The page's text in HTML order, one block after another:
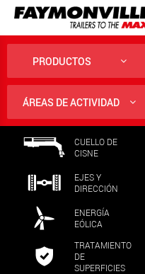
PRODUCTOS
ÁREAS DE ACTIVIDAD
CUELLO DE
CISNE
EJES Y
DIRECCIÓN
ENERGÍA
EÓLICA
TRATAMIENTO
DE
SUPERFICIES